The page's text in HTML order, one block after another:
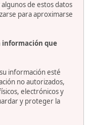
de estos datos
para aproximarse
información que
información esté
no autorizados,
electrónicos y
y proteger la